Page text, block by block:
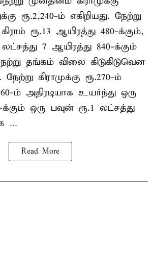
ரூ.2,240-ம் எகிறியது. நேற்று
ரூ.13 ஆயிரத்து 480-க்கும்,
7 ஆயிரத்து 840-க்கும்
தங்கம் விலை கிடுகிடுவென
கிராமுக்கு ரூ.270-ம்
ம் அதிரடியாக உயர்ந்து ஒரு
க்கும் ஒரு பவுன் ரூ.1 லட்சத்து
...
Read More